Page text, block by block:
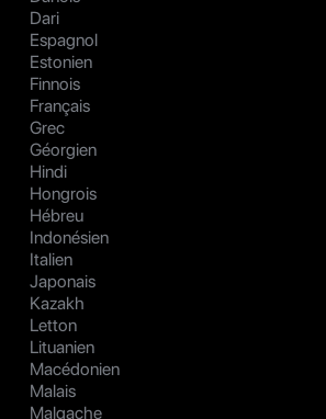
Dari
Espagnol
Estonien
Finnois
Français
Grec
Géorgien
Hindi
Hongrois
Hébreu
Indonésien
Italien
Japonais
Kazakh
Letton
Lituanien
Macédonien
Malais
Malgache